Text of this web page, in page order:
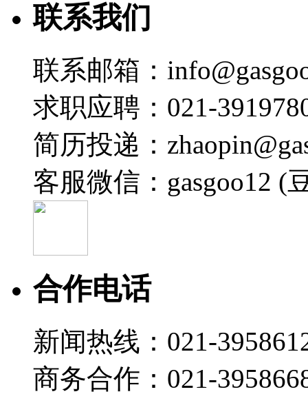
联系我们
联系邮箱：
求职应聘：021-
简历投递：
客服微信：gasgoo12 (
合作电话
新闻热线：021-
商务合作：021-